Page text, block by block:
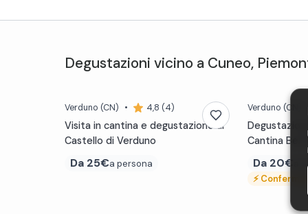
Degustazioni vicino a Cuneo,
Verduno (CN) • 4,8 (4)
Visita in cantina e degustazione al
Castello di Verduno
Da 25€a persona
Verduno (CN)
Cantina Bel
Da 20€
a
⚡Conferma